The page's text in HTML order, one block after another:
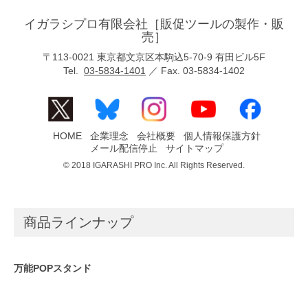
イガラシプロ有限会社［販促ツールの製作・販
売］
〒113-0021 東京都文京区本駒込5-70-9 有田ビル5F
Tel. 03-5834-1401 ／ Fax. 03-5834-1402
HOME 企業理念 会社概要
個人情報保護方針
メール配信停止
サイトマップ
© 2018 IGARASHI PRO Inc. All Rights Reserved.
商品ラインナップ
万能POPスタンド